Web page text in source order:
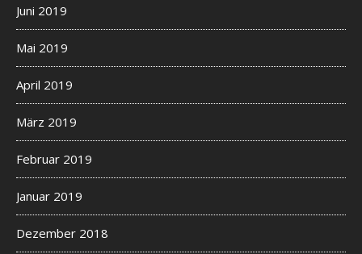
Juni 2019
Mai 2019
April 2019
März 2019
Februar 2019
Januar 2019
Dezember 2018